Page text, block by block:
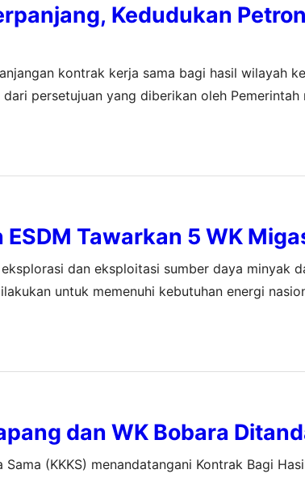
Kedudukan
kontrak kerja sama bagi hasil wilayah
persetujuan yang diberikan oleh Pemerintah
Tawarkan 5 WK
dan eksploitasi sumber daya minyak
untuk memenuhi kebutuhan energi
dan WK Bobara
(KKKS) menandatangani Kontrak Bagi